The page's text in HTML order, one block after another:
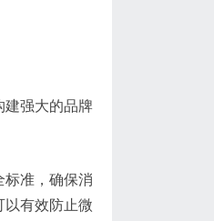
建强大的品牌
标准，确保消
以有效防止微